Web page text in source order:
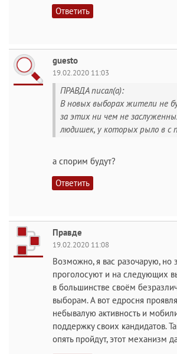
Ответить
guesto
19.02.2020 11:03
ПРАВДА писал(а):
В новых выборах жители не
за этих ни чем не
людишек, у которых рыло в с
а спорим будут?
Ответить
Правде
19.02.2020 11:08
Возможно, я вас разочарую, но
проголосуют и на следующих
в большинстве своём
выборам. А вот едросня
небывалую активность и
поддержку своих кандидатов.
опять пройдут, этот механизм